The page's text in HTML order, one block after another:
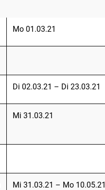
Mo 01.03.21
Di 02.03.21 – Di 23.03.21
Mi 31.03.21
Mi 31.03.21 – Mo 10.05.21